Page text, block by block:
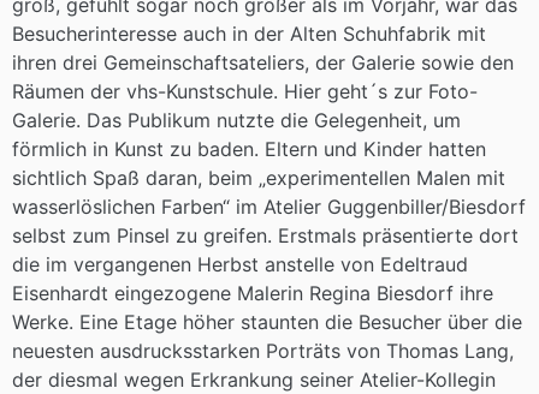
groß, gefühlt sogar noch größer als im Vorjahr, war das
Besucherinteresse auch in der Alten Schuhfabrik mit
ihren drei Gemeinschaftsateliers, der Galerie sowie den
Räumen der vhs-Kunstschule. Hier geht´s zur Foto-
Galerie. Das Publikum nutzte die Gelegenheit, um
förmlich in Kunst zu baden. Eltern und Kinder hatten
sichtlich Spaß daran, beim „experimentellen Malen mit
wasserlöslichen Farben“ im Atelier Guggenbiller/Biesdorf
selbst zum Pinsel zu greifen. Erstmals präsentierte dort
die im vergangenen Herbst anstelle von Edeltraud
Eisenhardt eingezogene Malerin Regina Biesdorf ihre
Werke. Eine Etage höher staunten die Besucher über die
neuesten ausdrucksstarken Porträts von Thomas Lang,
der diesmal wegen Erkrankung seiner Atelier-Kollegin